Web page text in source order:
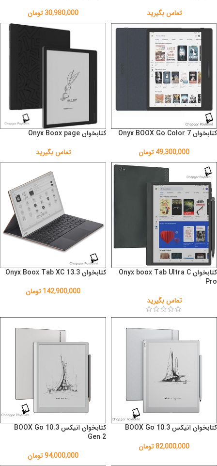
تماس بگیرید
30,980,000تومان
کتابخوان Onyx BOOX Go Color 7
49,300,000 تومان
کتابخوان Onyx Boox page
تماس بگیرید
کتابخوان Onyx boox Tab Ultra C
Pro
تماس بگیرید
کتابخوان Onyx Boox Tab XC 13.3
142,900,000 تومان
کتابخوان انیکس BOOX Go 10.3
82,000,000تومان
کتابخوان انیکس BOOX Go 10.3
Gen 2
94,000,000تومان